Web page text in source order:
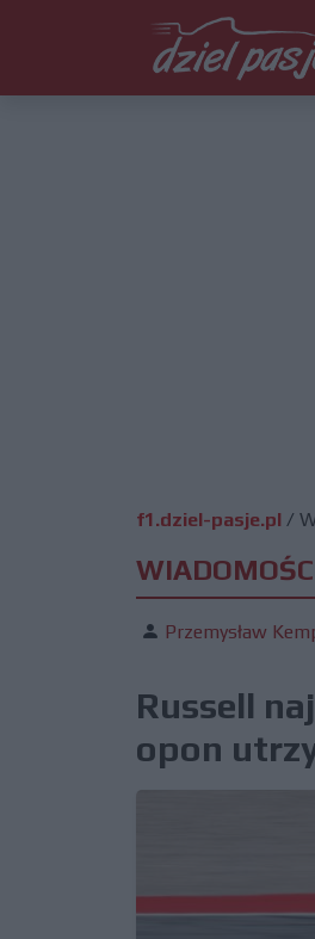
f1.dziel-pasje.pl /
Przemysław
Russell
opon